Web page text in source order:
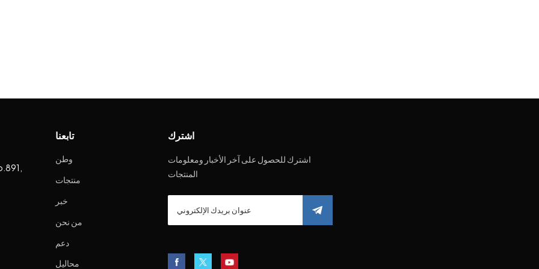
تابعنا
وطن
منتجات
خبر
من نحن
دعم
محاليل
اشترك
اشترك للحصول على آخر الأخبار ومعلومات
المنتجات